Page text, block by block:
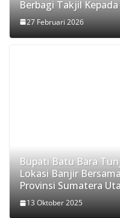
Berbagi Takjil
27 Februari 2026
Bupati Batu Bara
Lokasi Banjir
Provinsi Sumatera
13 Oktober 2025